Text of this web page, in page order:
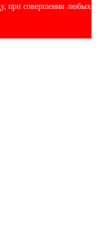
при совершении любых